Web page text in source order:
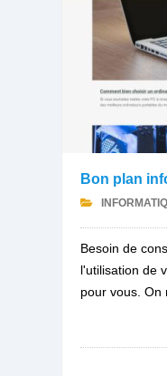
Bon plan
Besoin de
l'utilisation de
pour vous. On